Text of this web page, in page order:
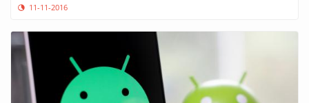
11-11-2016